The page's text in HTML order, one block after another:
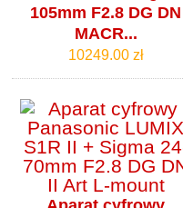
105mm F2.8 DG DN
MACR...
10249.00 zł